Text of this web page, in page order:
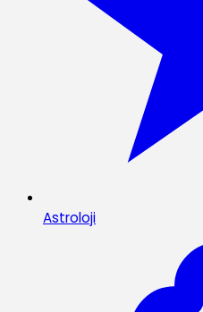
Astroloji